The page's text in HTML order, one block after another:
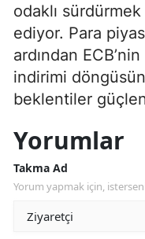
odaklı
ediyor. Para
ardından
indirimi
beklentiler
Yorumlar
Takma Ad
Yorum yapmak için,